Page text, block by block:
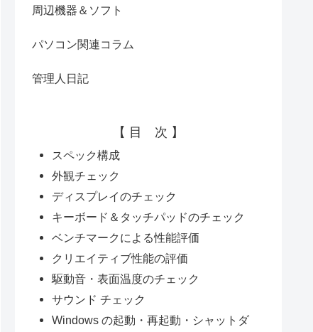
周辺機器＆ソフト
パソコン関連コラム
管理人日記
【 目 次 】
スペック構成
外観チェック
ディスプレイのチェック
キーボード＆タッチパッドのチェック
ベンチマークによる性能評価
クリエイティブ性能の評価
駆動音・表面温度のチェック
サウンド チェック
Windows の起動・再起動・シャットダ